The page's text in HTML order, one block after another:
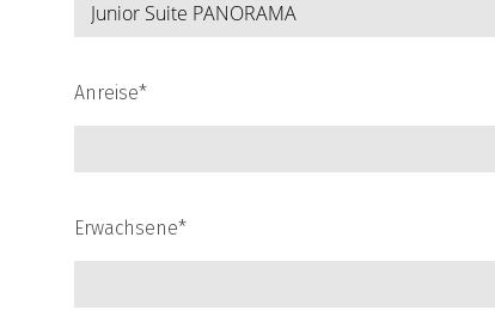
Anreise*
Erwachsene*